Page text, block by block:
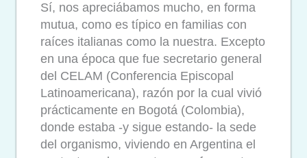
Sí, nos apreciábamos mucho, en forma
mutua, como es típico en familias con
raíces italianas como la nuestra. Excepto
en una época que fue secretario general
del CELAM (Conferencia Episcopal
Latinoamericana), razón por la cual vivió
prácticamente en Bogotá (Colombia),
donde estaba -y sigue estando- la sede
del organismo, viviendo en Argentina el